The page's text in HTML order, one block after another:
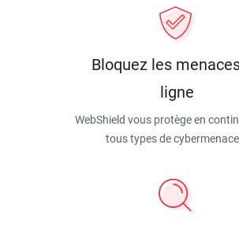
Bloquez les
ligne
WebShield vous protège en
tous types de